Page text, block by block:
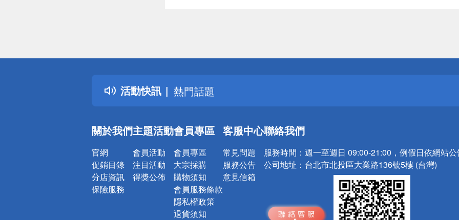
活動快訊
詐騙網頁！請小心！
得獎公告
熱門話題
銀行優惠
詐騙網頁！請小心！
關於我們
官網
促銷目錄
分店資訊
保險服務
主題活動
會員活動
注目活動
得獎公佈
會員專區
會員專區
大宗採購
購物須知
會員服務條款
隱私權政策
退貨須知
客服中心
常見問題
服務公告
意見信箱
聯絡我們
服務時間： 週一至週日 09:00-21:00，例假日依網站
公司地址： 台北市北投區大業路136號5樓 (台灣)